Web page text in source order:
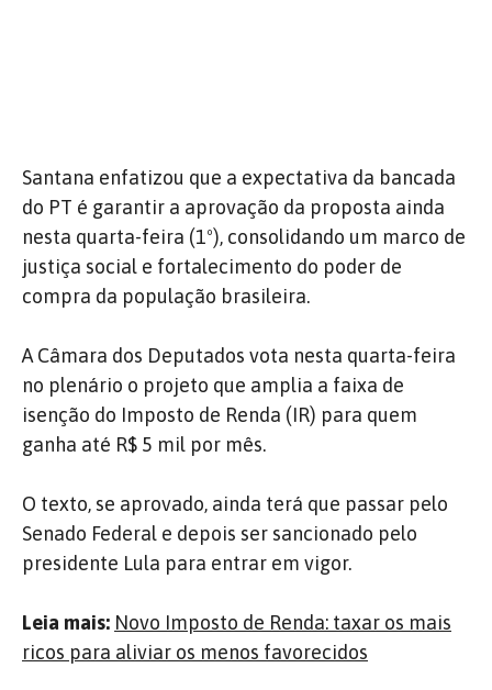
Santana enfatizou que a expectativa da bancada
do PT é garantir a aprovação da proposta ainda
nesta quarta-feira (1º), consolidando um marco de
justiça social e fortalecimento do poder de
compra da população brasileira.
A Câmara dos Deputados vota nesta quarta-feira
no plenário o projeto que amplia a faixa de
isenção do Imposto de Renda (IR) para quem
ganha até R$ 5 mil por mês.
O texto, se aprovado, ainda terá que passar pelo
Senado Federal e depois ser sancionado pelo
presidente Lula para entrar em vigor.
Leia mais: Novo Imposto de Renda: taxar os mais
ricos para aliviar os menos favorecidos